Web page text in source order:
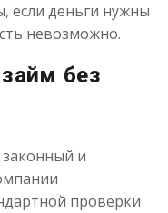
до50 000
1до 30 дня
если деньги нужны
невозможно.
без
и
проверки